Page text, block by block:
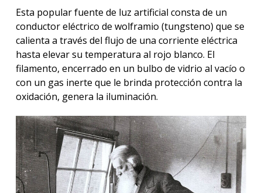
Esta popular fuente de luz artificial consta de un
conductor eléctrico de wolframio (tungsteno) que se
calienta a través del flujo de una corriente eléctrica
hasta elevar su temperatura al rojo blanco. El
filamento, encerrado en un bulbo de vidrio al vacío o
con un gas inerte que le brinda protección contra la
oxidación, genera la iluminación.